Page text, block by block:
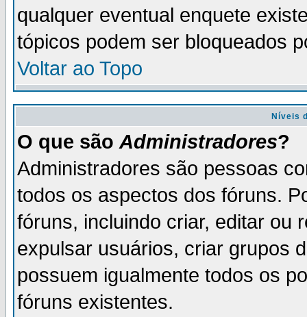
qualquer eventual enquete
tópicos podem ser bloqueados
Voltar ao Topo
Níveis
O que são Administradores?
Administradores são pessoas
todos os aspectos dos fóruns.
fóruns, incluindo criar, editar ou
expulsar usuários, criar grupos
possuem igualmente todos os
fóruns existentes.